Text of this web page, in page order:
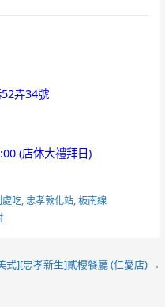
弄34號
(店休大禮拜日)
吃,忠孝敦化站,板南線
式][忠孝新生]貳樓餐廳 (仁愛店)→